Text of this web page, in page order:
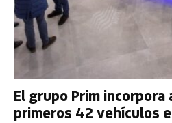
El grupo Prim
primeros 42 vehículos